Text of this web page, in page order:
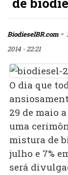
BiodieselBR.com-
2014 - 22:21
O dia que
29 de maio
uma
mistura de
julho e 7%
será
Aumento
da
mistura
tem
data
marcada